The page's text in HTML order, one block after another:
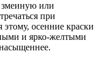
змеиную или
при
этому, осенние краски
и ярко-желтыми